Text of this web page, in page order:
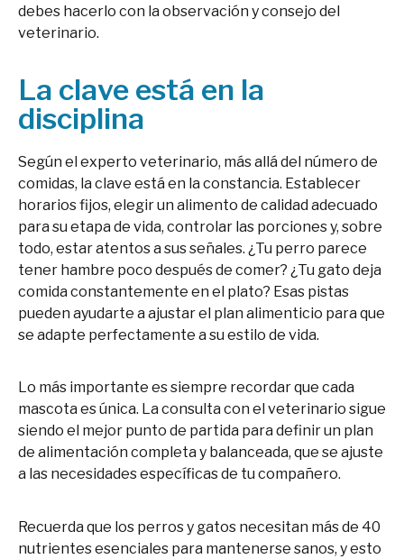
debes hacerlo con la observación y consejo del
veterinario.
La clave está en la
disciplina
Según el experto veterinario, más allá del número de
comidas, la clave está en la constancia. Establecer
horarios fijos, elegir un alimento de calidad adecuado
para su etapa de vida, controlar las porciones y, sobre
todo, estar atentos a sus señales. ¿Tu perro parece
tener hambre poco después de comer? ¿Tu gato deja
comida constantemente en el plato? Esas pistas
pueden ayudarte a ajustar el plan alimenticio para que
se adapte perfectamente a su estilo de vida.
Lo más importante es siempre recordar que cada
mascota es única. La consulta con el veterinario sigue
siendo el mejor punto de partida para definir un plan
de alimentación completa y balanceada, que se ajuste
a las necesidades específicas de tu compañero.
Recuerda que los perros y gatos necesitan más de 40
nutrientes esenciales para mantenerse sanos, y esto